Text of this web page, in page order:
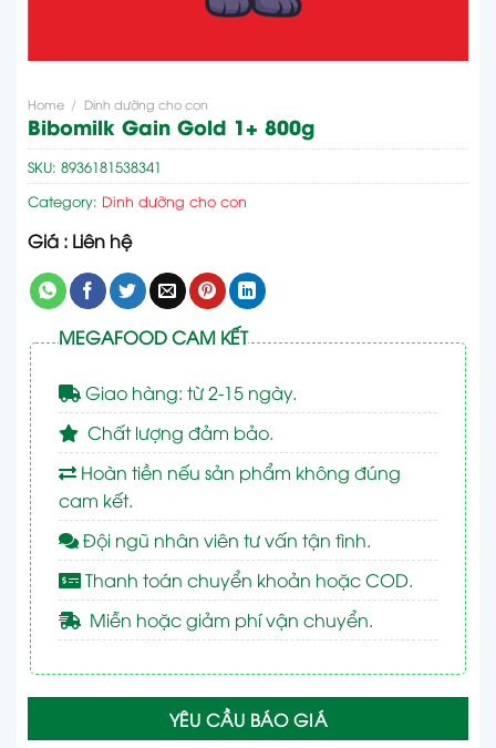
Home / Dinh dưỡng cho con
Bibomilk Gain Gold 1+ 800g
SKU: 8936181538341
Category: Dinh dưỡng cho con
Giá : Liên hệ
MEGAFOOD CAM KẾT
Giao hàng: từ 2-15 ngày.
Chất lượng đảm bảo.
Hoàn tiền nếu sản phẩm không đúng
cam kết.
Đội ngũ nhân viên tư vấn tận tình.
Thanh toán chuyển khoản hoặc COD.
Miễn hoặc giảm phí vận chuyển.
YÊU CẦU BÁO GIÁ